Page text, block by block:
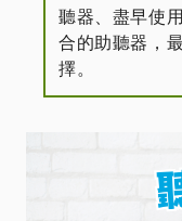
聽器、盡早使
合的助聽器，
擇。